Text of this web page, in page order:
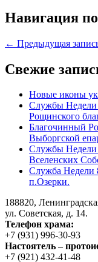
Навигация
← Предыдущая
Свежие
Новые иконы
Службы Недели
Рощинского
Благочинный
Выборгской
Службы Недели
Вселенских
Служба Недели
п.Озерки.
188820,
ул. Советская, д. 14.
Телефон храма:
+7 (931) 996-30-93
Настоятель –
+7 (921) 432-41-48